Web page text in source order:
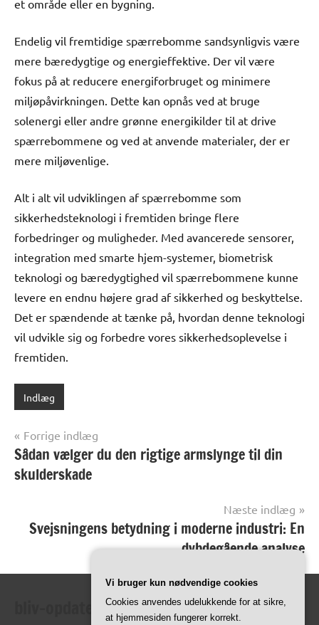
et område eller en bygning.
Endelig vil fremtidige spærrebomme sandsynligvis være
mere bæredygtige og energieffektive. Der vil være
fokus på at reducere energiforbruget og minimere
miljøpåvirkningen. Dette kan opnås ved at bruge
solenergi eller andre grønne energikilder til at drive
spærrebommene og ved at anvende materialer, der er
mere miljøvenlige.
Alt i alt vil udviklingen af spærrebomme som
sikkerhedsteknologi i fremtiden bringe flere
forbedringer og muligheder. Med avancerede sensorer,
integration med smarte hjem-systemer, biometrisk
teknologi og bæredygtighed vil spærrebommene kunne
levere en endnu højere grad af sikkerhed og beskyttelse.
Det er spændende at tænke på, hvordan denne teknologi
vil udvikle sig og forbedre vores sikkerhedsoplevelse i
fremtiden.
Indlæg
Indlægsnavigation
Forrige indlæg
Sådan vælger du den rigtige armslynge til din
skulderskade
Næste indlæg
Svejsningens betydning i moderne industri: En
dybdegående analyse
bliv-opdateret.dk
Vi bruger kun nødvendige cookies
Cookies anvendes udelukkende for at sikre,
at hjemmesiden fungerer korrekt.